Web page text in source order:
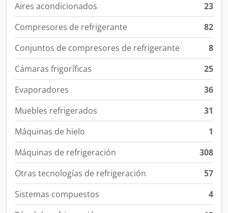
Aires acondicionados
23
Compresores de refrigerante
82
Conjuntos de compresores de refrigerante
8
Cámaras frigoríficas
25
Evaporadores
36
Muebles refrigerados
31
Máquinas de hielo
1
Máquinas de refrigeración
308
Otras tecnologías de refrigeración
57
Sistemas compuestos
4